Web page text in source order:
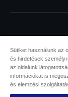
Sütiket használunk az
és hirdetések
az oldalunk
információkat is
és elemzési